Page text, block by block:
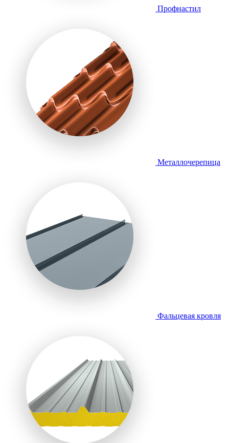
Профнастил
Металлочерепица
Фальцевая кровля